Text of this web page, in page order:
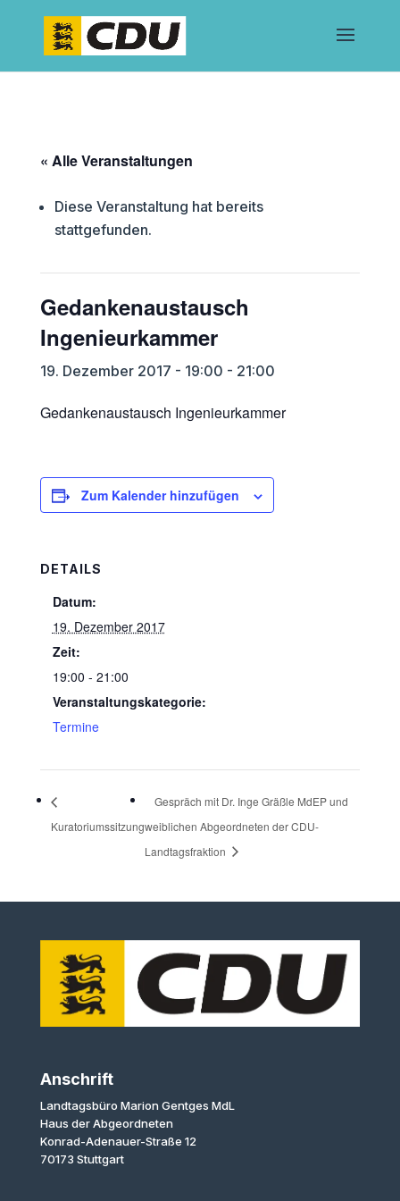
« Alle Veranstaltungen
Diese Veranstaltung hat bereits
stattgefunden.
Gedankenaustausch
Ingenieurkammer
19. Dezember 2017 - 19:00 - 21:00
Gedankenaustausch Ingenieurkammer
Zum Kalender hinzufügen
DETAILS
Datum:
19. Dezember 2017
Zeit:
19:00 - 21:00
Veranstaltungskategorie:
Termine
Kuratoriumssitzung
Gespräch mit Dr. Inge Gräßle MdEP und
weiblichen Abgeordneten der CDU-
Landtagsfraktion
Anschrift
Landtagsbüro Marion Gentges MdL
Haus der Abgeordneten
Konrad-Adenauer-Straße 12
70173 Stuttgart